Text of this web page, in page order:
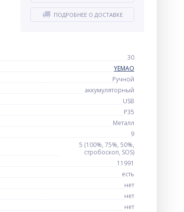
ПОДРОБНЕЕ О ДОСТАВКЕ
30
YEMAO
Ручной
аккумуляторный
USB
P35
Металл
9
5 (100%, 75%, 50%,
стробоскоп, SOS)
11991
есть
нет
нет
нет